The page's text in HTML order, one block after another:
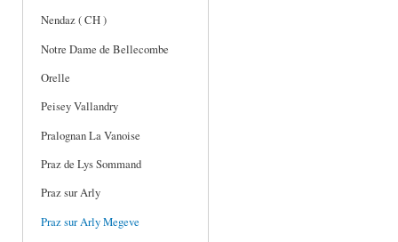
Nendaz ( CH )
Notre Dame de Bellecombe
Orelle
Peisey Vallandry
Pralognan La Vanoise
Praz de Lys Sommand
Praz sur Arly
Praz sur Arly Megeve